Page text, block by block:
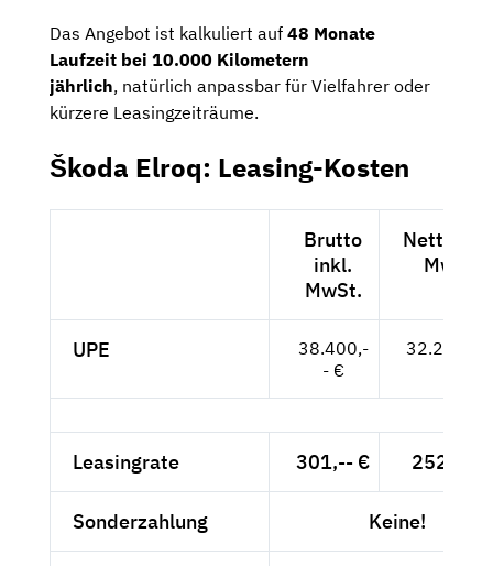
Das Angebot ist kalkuliert auf 48 Monate
Laufzeit bei 10.000 Kilometern
jährlich, natürlich anpassbar für Vielfahrer oder
kürzere Leasingzeiträume.
Škoda Elroq: Leasing-Kosten
Brutto
inkl.
MwSt.
Netto
MwSt.
UPE
38.400,-
- €
32.269,--
Leasingrate 301,-- € 252,94 €
Sonderzahlung Keine!